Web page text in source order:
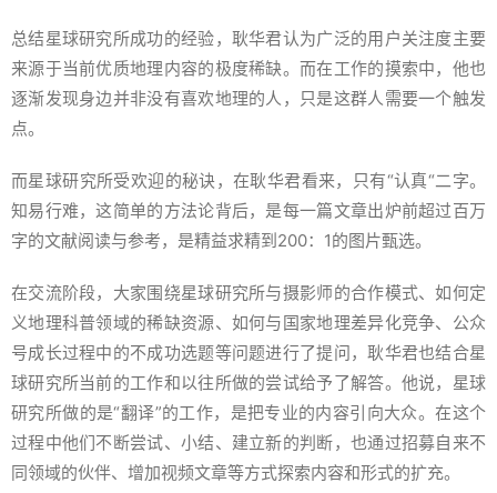
总结星球研究所成功的经验，耿华君认为广泛的用户关注度主要
来源于当前优质地理内容的极度稀缺。而在工作的摸索中，他也
逐渐发现身边并非没有喜欢地理的人，只是这群人需要一个触发
点。
而星球研究所受欢迎的秘诀，在耿华君看来，只有“认真“二字。
知易行难，这简单的方法论背后，是每一篇文章出炉前超过百万
字的文献阅读与参考，是精益求精到200：1的图片甄选。
在交流阶段，大家围绕星球研究所与摄影师的合作模式、如何定
义地理科普领域的稀缺资源、如何与国家地理差异化竞争、公众
号成长过程中的不成功选题等问题进行了提问，耿华君也结合星
球研究所当前的工作和以往所做的尝试给予了解答。他说，星球
研究所做的是“翻译”的工作，是把专业的内容引向大众。在这个
过程中他们不断尝试、小结、建立新的判断，也通过招募自来不
同领域的伙伴、增加视频文章等方式探索内容和形式的扩充。